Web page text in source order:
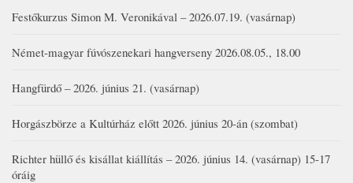
Festőkurzus Simon M. Veronikával – 2026.07.19. (vasárnap)
Német-magyar fúvószenekari hangverseny 2026.08.05., 18.00
Hangfürdő – 2026. június 21. (vasárnap)
Horgászbörze a Kultúrház előtt 2026. június 20-án (szombat)
Richter hüllő és kisállat kiállítás – 2026. június 14. (vasárnap) 15-17
óráig